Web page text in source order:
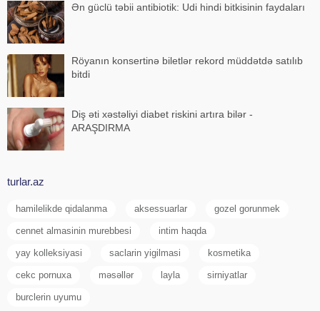
Ən güclü təbii antibiotik: Udi hindi bitkisinin faydaları
Röyanın konsertinə biletlər rekord müddətdə satılıb
bitdi
Diş əti xəstəliyi diabet riskini artıra bilər -
ARAŞDIRMA
turlar.az
hamilelikde qidalanma aksessuarlar gozel gorunmek
cennet almasinin murebbesi intim haqda
yay kolleksiyasi saclarin yigilmasi kosmetika
cekc pornuxa məsəllər layla sirniyatlar
burclerin uyumu